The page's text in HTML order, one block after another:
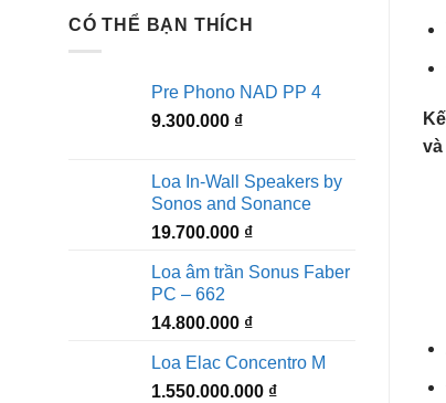
CÓ THỂ BẠN THÍCH
Pre Phono NAD PP 4
9.300.000 ₫
Loa In-Wall Speakers by
Sonos and Sonance
19.700.000 ₫
Loa âm trần Sonus Faber
PC – 662
14.800.000 ₫
Loa Elac Concentro M
1.550.000.000 ₫